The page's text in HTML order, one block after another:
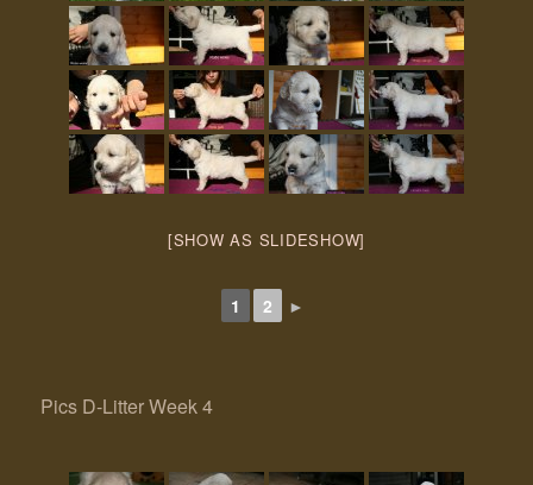
[SHOW AS SLIDESHOW]
1 2 ►
Pics D-Litter Week 4